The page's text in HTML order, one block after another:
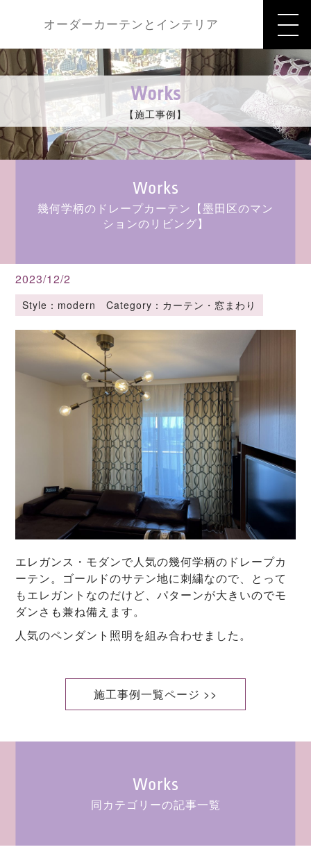
オーダーカーテンとインテリア
Works
【施工事例】
Works
幾何学柄のドレープカーテン【墨田区のマン
ションのリビング】
2023/12/2
Style：modern Category：カーテン・窓まわり
エレガンス・モダンで人気の幾何学柄のドレープカ
ーテン。ゴールドのサテン地に刺繍なので、とって
もエレガントなのだけど、パターンが大きいのでモ
ダンさも兼ね備えます。
人気のペンダント照明を組み合わせました。
施工事例一覧ページ >>
Works
同カテゴリーの記事一覧